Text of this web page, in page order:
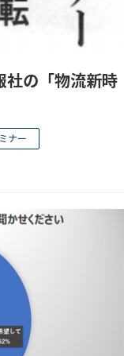
の「物流新時
ナー